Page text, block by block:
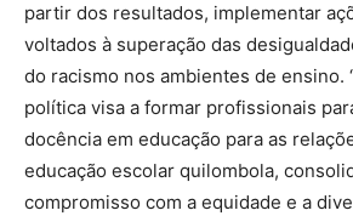
partir dos resultados, implementar
voltados à superação das
do racismo nos ambientes de ensino.
política visa a formar profissionais
docência em educação para as
educação escolar quilombola,
compromisso com a equidade e a